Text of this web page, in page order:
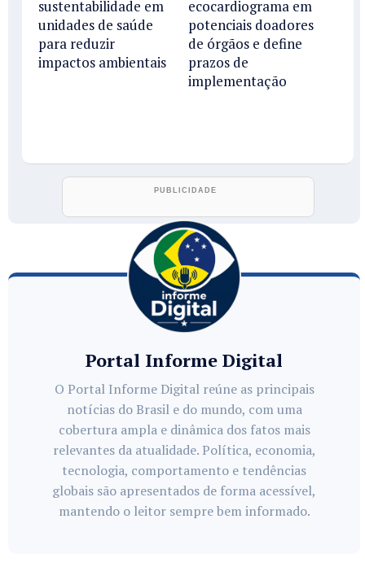
sustentabilidade em
unidades de saúde
para reduzir
impactos ambientais
ecocardiograma em
potenciais doadores
de órgãos e define
prazos de
implementação
Portal Informe Digital
O Portal Informe Digital reúne as principais
notícias do Brasil e do mundo, com uma
cobertura ampla e dinâmica dos fatos mais
relevantes da atualidade. Política, economia,
tecnologia, comportamento e tendências
globais são apresentados de forma acessível,
mantendo o leitor sempre bem informado.